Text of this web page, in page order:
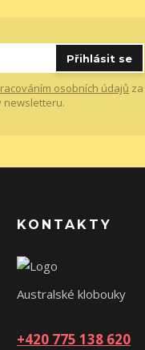
Přihlásit se
osobních údajů za
newsletteru.
KONTAKTY
Australské klobouky
+420 775 138 620